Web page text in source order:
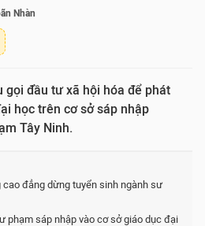
Nhàn
gọi đầu tư xã hội hóa để phát
học trên cơ sở sáp nhập
Tây Ninh.
đẳng dừng tuyển sinh ngành sư
phạm sáp nhập vào cơ sở giáo dục đại